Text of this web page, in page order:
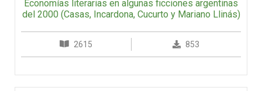
Economías literarias en algunas ficciones argentinas
del 2000 (Casas, Incardona, Cucurto y Mariano Llinás)
2615 853